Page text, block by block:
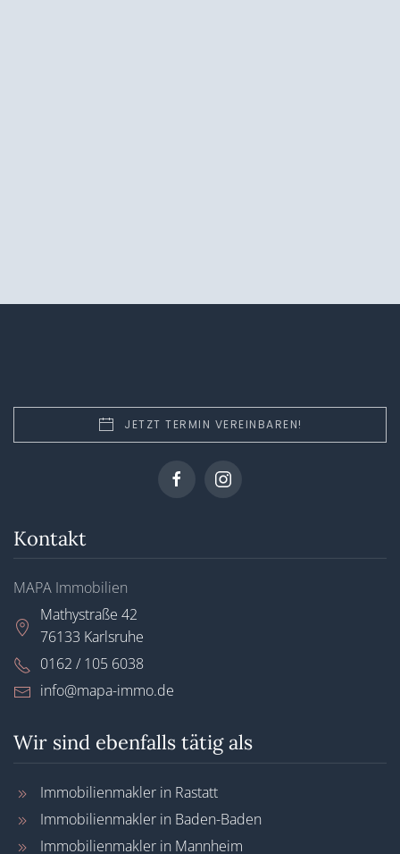
JETZT TERMIN VEREINBAREN!
Kontakt
MAPA Immobilien
Mathystraße 42
76133 Karlsruhe
0162 / 105 6038
info@mapa-immo.de
Wir sind ebenfalls tätig als
Immobilienmakler in Rastatt
Immobilienmakler in Baden-Baden
Immobilienmakler in Mannheim